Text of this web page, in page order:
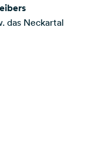
das Neckartal